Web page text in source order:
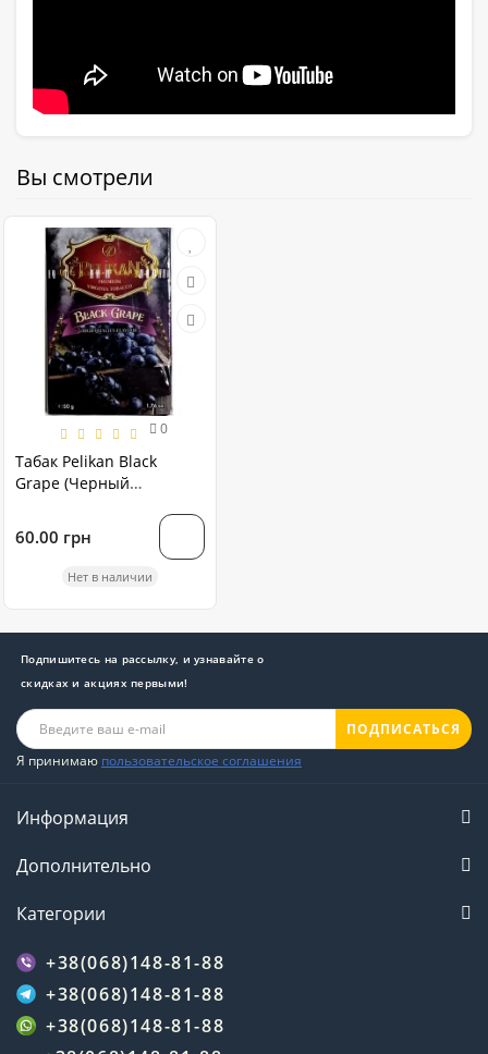
Вы смотрели
0
Табак Pelikan Black
Grape (Черный
60.00 грн
Нет в наличии
Подпишитесь на рассылку, и узнавайте о
скидках и акциях первыми!
ПОДПИСАТЬСЯ
Я принимаю пользовательское соглашения
Информация
Дополнительно
Категории
+38(068)148-81-88
+38(068)148-81-88
+38(068)148-81-88